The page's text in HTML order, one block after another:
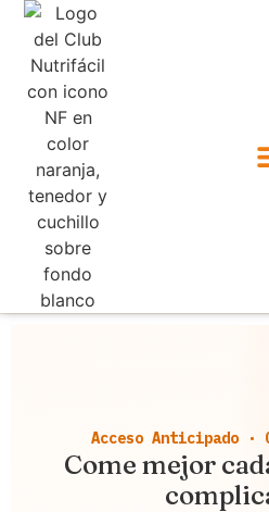
Acceso Anticipado
Come mejor